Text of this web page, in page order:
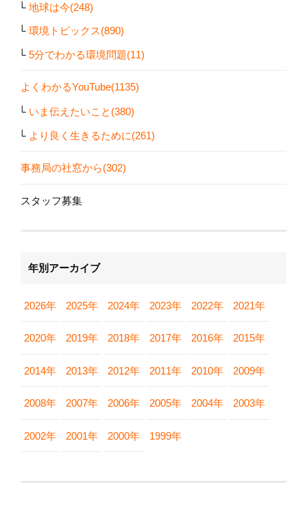
地球は今(248)
環境トピックス(890)
5分でわかる環境問題(11)
よくわかるYouTube(1135)
いま伝えたいこと(380)
より良く生きるために(261)
事務局の社窓から(302)
スタッフ募集
年別アーカイブ
2026年 2025年 2024年 2023年 2022年 2021年
2020年 2019年 2018年 2017年 2016年 2015年
2014年 2013年 2012年 2011年 2010年 2009年
2008年 2007年 2006年 2005年 2004年 2003年
2002年 2001年 2000年 1999年